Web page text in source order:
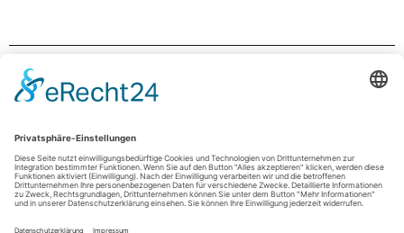
IMPRESSUM
DATENSCHUTZ
AGB